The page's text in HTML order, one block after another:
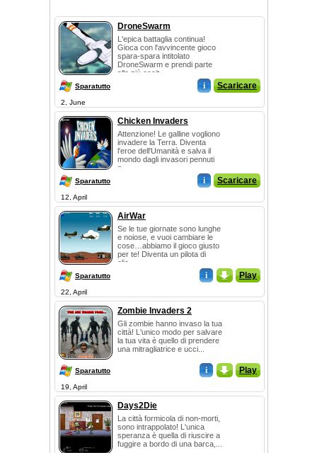
DroneSwarm
L'epica battaglia continua!
Gioca con l'avvincente gioco
spara-spara intitolato
DroneSwarm e prendi parte
alla più eccit...
Sparatutto i Scaricare
2, June
Chicken Invaders
Attenzione! Le galline vogliono
invadere la Terra. Diventa
l'eroe dell'Umanità e salva il
mondo dagli invasori pennuti
n...
Sparatutto i Scaricare
12, April
AirWar
Se le tue giornate sono lunghe
e noiose, e vuoi cambiare le
cose…abbiamo il gioco giusto
per te! Diventa un pilota di
elic...
Sparatutto i _ Play
22, April
Zombie Invaders 2
Gli zombie hanno invaso la tua
città! L'unico modo per salvare
la tua vita è quello di prendere
una mitragliatrice e ucci...
Sparatutto i _ Play
19, April
Days2Die
La città formicola di non-morti,
sono intrappolato! L'unica
speranza è quella di riuscire a
fuggire a bordo di una barca,...